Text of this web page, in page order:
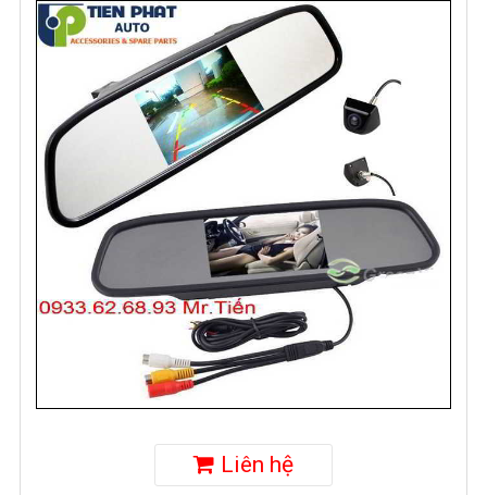
Liên hệ